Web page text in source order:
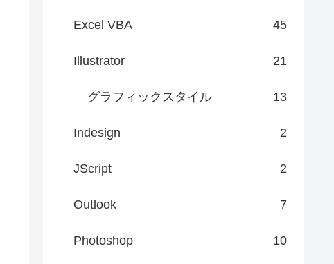
Excel VBA 45
Illustrator 21
グラフィックスタイル 13
Indesign 2
JScript 2
Outlook 7
Photoshop 10